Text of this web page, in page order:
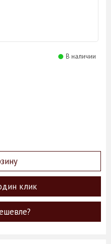
фигурки животных
В наличии
клик